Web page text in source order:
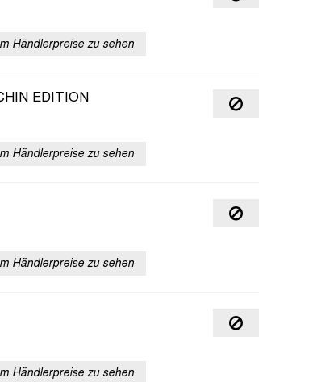
Händlerpreise zu sehen
EDITION
Händlerpreise zu sehen
Händlerpreise zu sehen
Händlerpreise zu sehen